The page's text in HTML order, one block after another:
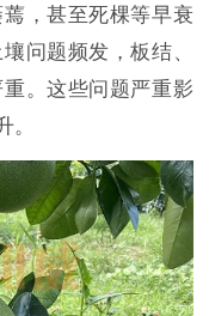
，甚至死棵等早衰
问题频发，板结、
。这些问题严重影
。